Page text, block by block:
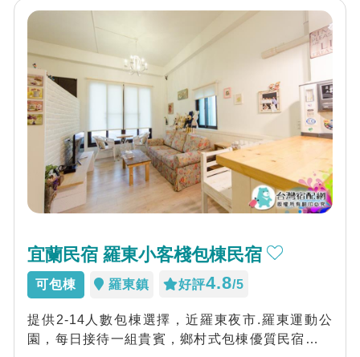
宜蘭民宿 羅東小客棧包棟民宿
可包棟 羅東鎮 好評4.8/5
提供2-14人數包棟選擇，近羅東夜市.羅東運動公
園，每日接待一組貴賓，鄉村式包棟優質民宿。喜